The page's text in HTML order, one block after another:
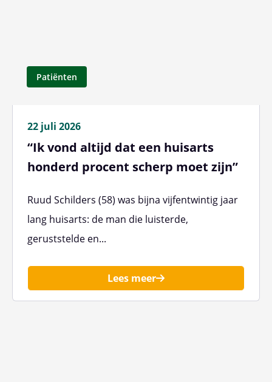
Patiënten
22 juli 2026
“Ik vond altijd dat een huisarts
honderd procent scherp moet zijn”
Ruud Schilders (58) was bijna vijfentwintig jaar
lang huisarts: de man die luisterde,
geruststelde en...
Lees meer